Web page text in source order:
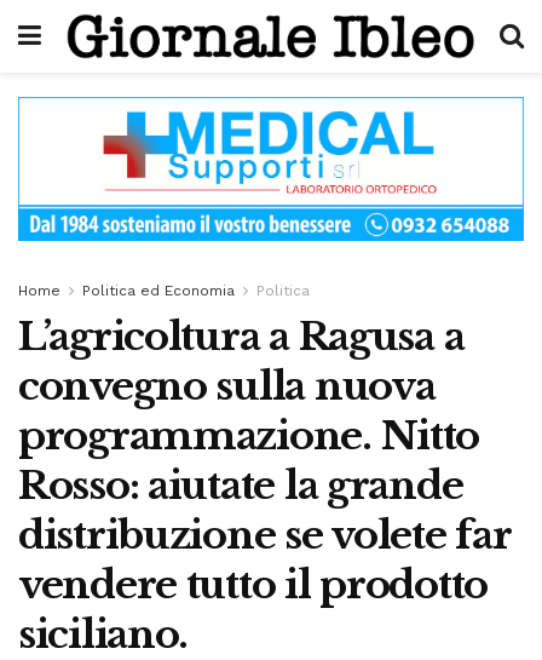
Home Politica ed Economia Politica
L’agricoltura a Ragusa a
convegno sulla nuova
programmazione. Nitto
Rosso: aiutate la grande
distribuzione se volete far
vendere tutto il prodotto
siciliano.